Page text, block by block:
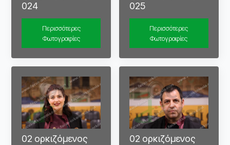
024
Περισσότερες
Φωτογραφίες
025
Περισσότερες
Φωτογραφίες
02 ορκιζόμενος
02 ορκιζόμενος